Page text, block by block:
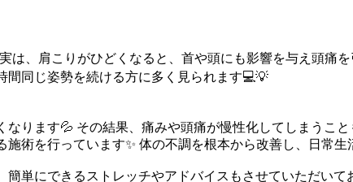
、肩こりがひどくなると、首や頭にも影響を与え頭痛
間同じ姿勢を続ける方に多く見られます💻💡
ります💦 その結果、痛みや頭痛が慢性化してしまうこ
術を行っています✨ 体の不調を根本から改善し、日常
単にできるストレッチやアドバイスもさせていただいて